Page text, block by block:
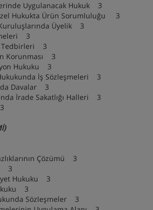
Uygulanacak Hukuk 3
Hukukta Ürün Sorumluluğu 3
Üyelik 3
3
Tedbirleri 3
Korunması 3
Hukuku 3
İş Sözleşmeleri 3
Davalar 3
İrade Sakatlığı Halleri 3
3
Çözümü 3
3
Hukuku 3
3
Sözleşmeler 3